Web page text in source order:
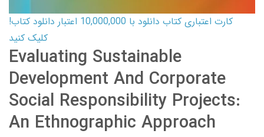
کارت اعتباری کتاب دانلود با 10,000,000 اعتبار دانلود کتاب!
کلیک کنید
Evaluating Sustainable
Development And Corporate
Social Responsibility Projects:
An Ethnographic Approach